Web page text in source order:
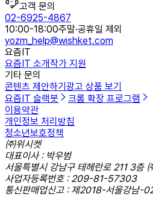
고객 문의
02-6925-4867
10:00-18:00주말·공휴일 제외
yozm_help@wishket.com
요즘IT
요즘IT 소개작가 지원
기타 문의
콘텐츠 제안하기 광고 상품 보기
요즘IT 슬랙봇
크롬 확장 프로그램
이용약관
개인정보 처리방침
청소년보호정책
㈜위시켓
대표이사 : 박우범
서울특별시 강남구 테헤란로 211 3층
사업자등록번호 : 209-81-57303
통신판매업신고 : 제2018-서울강남-